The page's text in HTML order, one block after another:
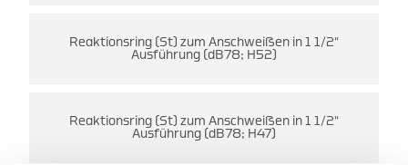
Reaktionsring (St) zum Anschweißen in 1 1/2"
Ausführung (dB78; H52)
Reaktionsring (St) zum Anschweißen in 1 1/2"
Ausführung (dB78; H47)